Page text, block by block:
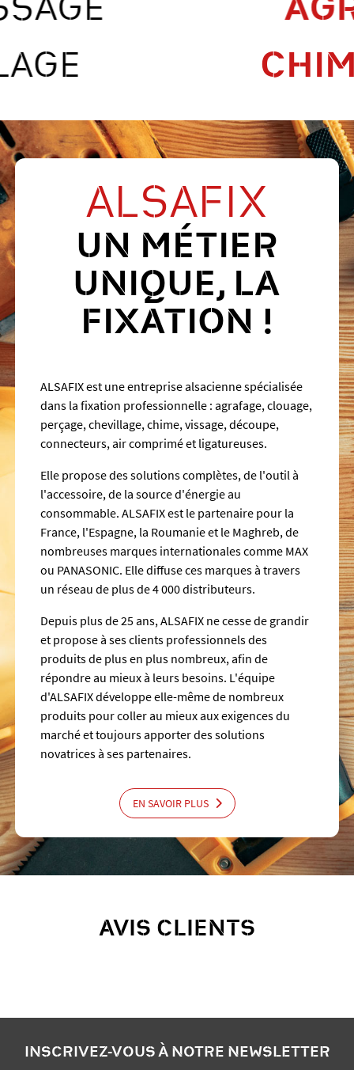
CHIMIE
ALSAFIX
UN MÉTIER
UNIQUE, LA
FIXATION !
ALSAFIX est une entreprise alsacienne spécialisée
dans la fixation professionnelle : agrafage, clouage,
perçage, chevillage, chime, vissage, découpe,
connecteurs, air comprimé et ligatureuses.
Elle propose des solutions complètes, de l'outil à
l'accessoire, de la source d'énergie au
consommable. ALSAFIX est le partenaire pour la
France, l'Espagne, la Roumanie et le Maghreb, de
nombreuses marques internationales comme MAX
ou PANASONIC. Elle diffuse ces marques à travers
un réseau de plus de 4 000 distributeurs.
Depuis plus de 25 ans, ALSAFIX ne cesse de grandir
et propose à ses clients professionnels des
produits de plus en plus nombreux, afin de
répondre au mieux à leurs besoins. L'équipe
d'ALSAFIX développe elle-même de nombreux
produits pour coller au mieux aux exigences du
marché et toujours apporter des solutions
novatrices à ses partenaires.
EN SAVOIR PLUS
AVIS CLIENTS
INSCRIVEZ-VOUS À NOTRE NEWSLETTER